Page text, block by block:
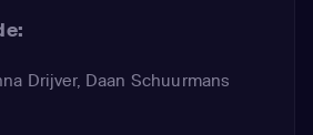
Drijver, Daan Schuurmans